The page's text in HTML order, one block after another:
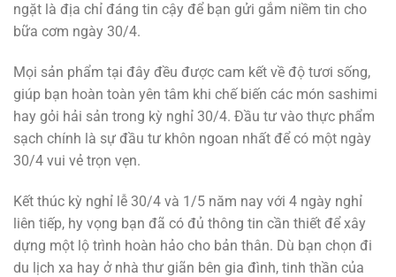
ngặt là địa chỉ đáng tin cậy để bạn gửi gắm niềm tin cho
bữa cơm ngày 30/4.
Mọi sản phẩm tại đây đều được cam kết về độ tươi sống,
giúp bạn hoàn toàn yên tâm khi chế biến các món sashimi
hay gỏi hải sản trong kỳ nghỉ 30/4. Đầu tư vào thực phẩm
sạch chính là sự đầu tư khôn ngoan nhất để có một ngày
30/4 vui vẻ trọn vẹn.
Kết thúc kỳ nghỉ lễ 30/4 và 1/5 năm nay với 4 ngày nghỉ
liên tiếp, hy vọng bạn đã có đủ thông tin cần thiết để xây
dựng một lộ trình hoàn hảo cho bản thân. Dù bạn chọn đi
du lịch xa hay ở nhà thư giãn bên gia đình, tinh thần của